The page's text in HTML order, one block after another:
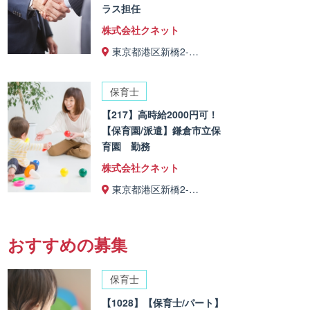
ラス担任
株式会社クネット
東京都港区新橋2-…
保育士
【217】高時給2000円可！
【保育園/派遣】鎌倉市立保
育園 勤務
株式会社クネット
東京都港区新橋2-…
おすすめの募集
保育士
【1028】【保育士/パート】